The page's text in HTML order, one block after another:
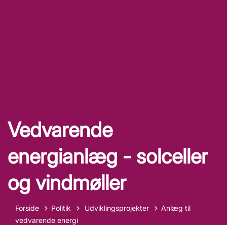
Vedvarende
energianlæg - solceller
og vindmøller
Forside Politik Tilbage til
Udviklingsprojekter
Anlæg til
vedvarende energi